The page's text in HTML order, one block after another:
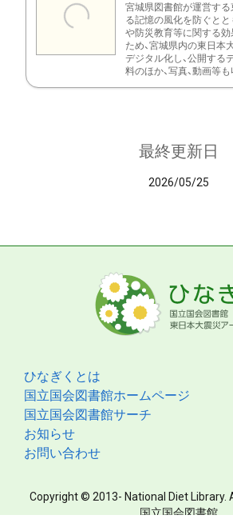
宮城県図書館が運営す
る記憶の風化を防ぐとと
や防災教育等に関する
ため、宮城県内の東日本
デジタル化し、公開する
料のほか、写真、動画等も
最終更新日
2026/05/25
ひなぎくとは
国立国会図書館ホームページ
国立国会図書館サーチ
お知らせ
お問い合わせ
Copyright © 2013- National Diet Library.